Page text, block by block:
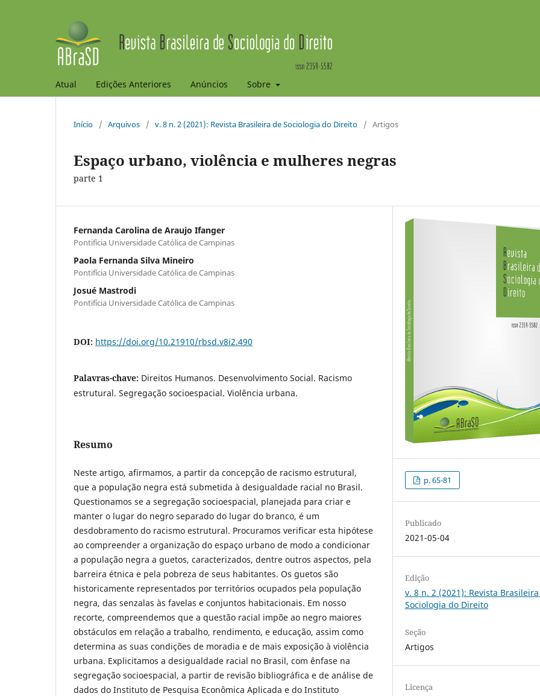
Atual Edições Anteriores Anúncios Sobre
Início / Arquivos / v. 8 n. 2 (2021): Revista Brasileira de Sociologia do Direito / Artigos
Espaço urbano, violência e mulheres negras
parte 1
Fernanda Carolina de Araujo Ifanger
Pontifícia Universidade Católica de Campinas
Paola Fernanda Silva Mineiro
Pontifícia Universidade Católica de Campinas
Josué Mastrodi
Pontifícia Universidade Católica de Campinas
DOI: https://doi.org/10.21910/rbsd.v8i2.490
Palavras-chave: Direitos Humanos. Desenvolvimento Social. Racismo
estrutural. Segregação socioespacial. Violência urbana.
Resumo
Neste artigo, afirmamos, a partir da concepção de racismo estrutural,
que a população negra está submetida à desigualdade racial no Brasil.
Questionamos se a segregação socioespacial, planejada para criar e
manter o lugar do negro separado do lugar do branco, é um
desdobramento do racismo estrutural. Procuramos verificar esta hipótese
ao compreender a organização do espaço urbano de modo a condicionar
a população negra a guetos, caracterizados, dentre outros aspectos, pela
barreira étnica e pela pobreza de seus habitantes. Os guetos são
historicamente representados por territórios ocupados pela população
negra, das senzalas às favelas e conjuntos habitacionais. Em nosso
recorte, compreendemos que a questão racial impõe ao negro maiores
obstáculos em relação a trabalho, rendimento, e educação, assim como
determina as suas condições de moradia e de mais exposição à violência
urbana. Explicitamos a desigualdade racial no Brasil, com ênfase na
segregação socioespacial, a partir de revisão bibliográfica e de análise de
dados do Instituto de Pesquisa Econômica Aplicada e do Instituto
p. 65-81
Publicado
2021-05-04
Edição
v. 8 n. 2 (2021): Revista
Sociologia do Direito
Seção
Artigos
Licença